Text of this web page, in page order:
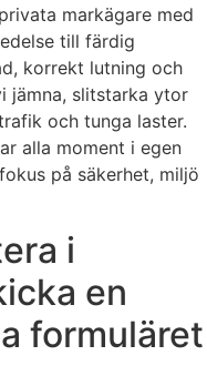
markägare med
till färdig
korrekt lutning och
jämna, slitstarka ytor
och tunga laster.
alla moment i egen
på säkerhet, miljö
i
en
formuläret